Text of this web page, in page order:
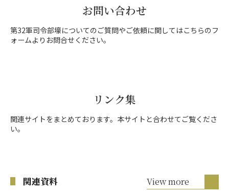
お問い合わせ
第32軍司令部壕についてのご質問やご依頼に関してはこちらのフ
ォームよりお問合せください。
リンク集
関連サイトをまとめております。本サイトと合わせてご覧くださ
い。
関連資料 View more